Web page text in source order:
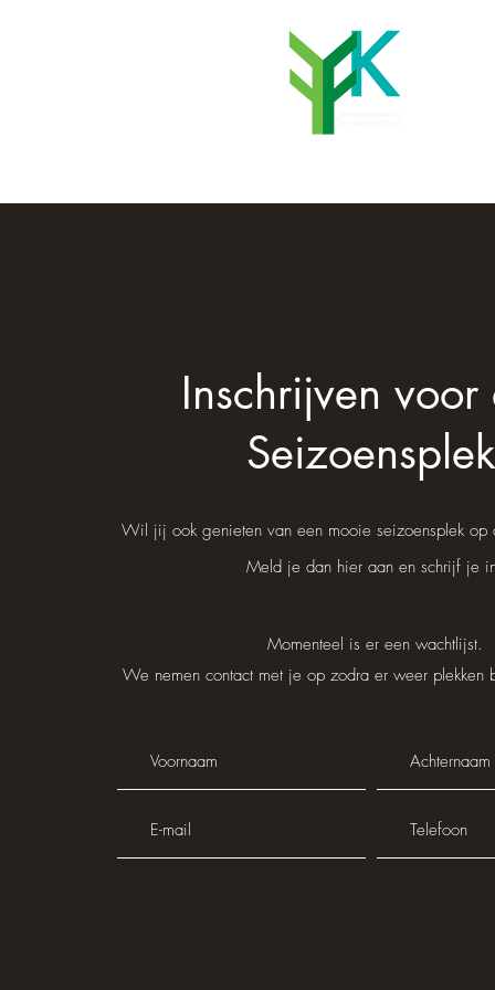
Inschrijven voor
Seizoensplek
Wil jij ook genieten van een mooie seizoensplek op
Meld je dan hier aan en schrijf je
Momenteel is er een wachtlijst.
We nemen contact met je op zodra er weer plekken